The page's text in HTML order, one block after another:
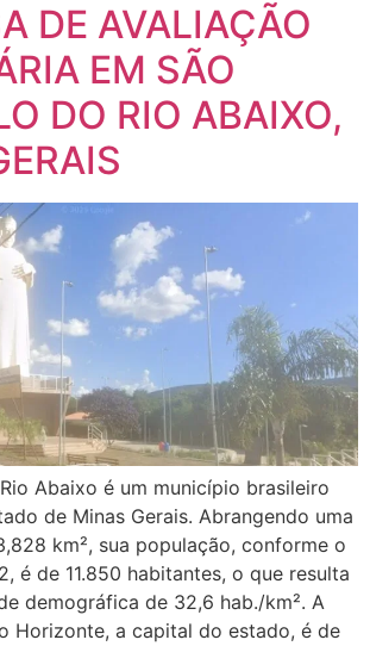
DE AVALIAÇÃO
EM SÃO
DO RIO ABAIXO,
Abaixo é um município brasileiro
de Minas Gerais. Abrangendo uma
km², sua população, conforme o
é de 11.850 habitantes, o que resulta
demográfica de 32,6 hab./km². A
Horizonte, a capital do estado, é de